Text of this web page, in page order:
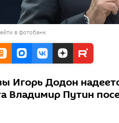
в фотобанк
Игорь Додон
Владимир Путин